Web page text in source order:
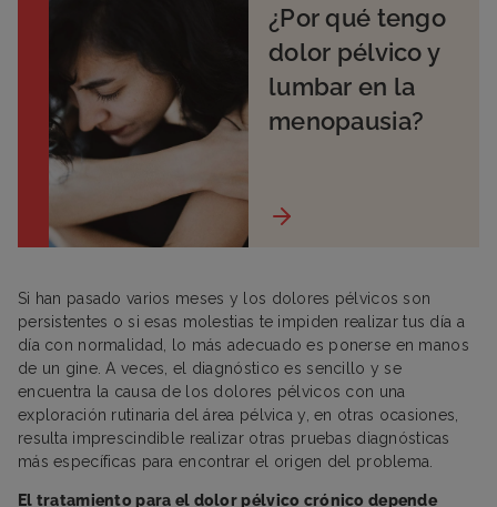
¿Por qué tengo
dolor pélvico y
lumbar en la
menopausia?
Si han pasado varios meses y los dolores pélvicos son
persistentes o si esas molestias te impiden realizar tus día a
día con normalidad, lo más adecuado es ponerse en manos
de un gine. A veces, el diagnóstico es sencillo y se
encuentra la causa de los dolores pélvicos con una
exploración rutinaria del área pélvica y, en otras ocasiones,
resulta imprescindible realizar otras pruebas diagnósticas
más específicas para encontrar el origen del problema.
El tratamiento para el dolor pélvico crónico depende